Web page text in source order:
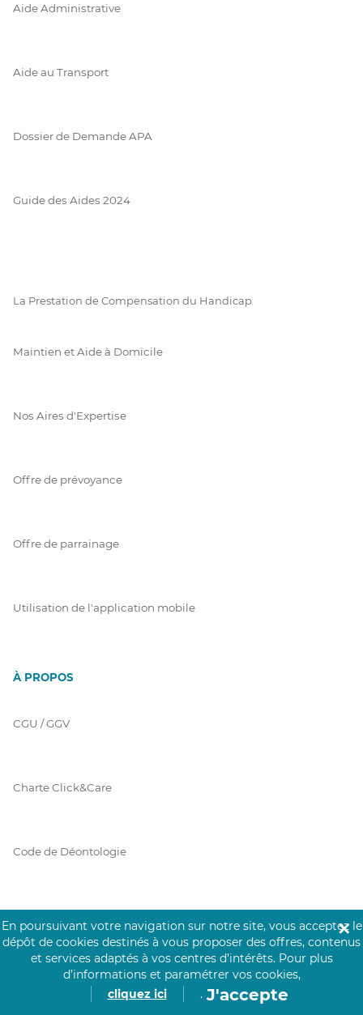
Aide Administrative
Aide au Transport
Dossier de Demande APA
Guide des Aides 2024
La Prestation de Compensation du Handicap
Maintien et Aide à Domicile
Nos Aires d'Expertise
Offre de prévoyance
Offre de parrainage
Utilisation de l'application mobile
À PROPOS
CGU / GGV
Charte Click&Care
Code de Déontologie
Prérequis Click&Care
En poursuivant votre navigation sur notre site, vous acceptez le
dépôt de cookies destinés à vous proposer des offres, contenus
et services adaptés à vos centres d’intérêts. Pour plus
d’informations et paramétrer vos cookies,
cliquez ici
. J'accepte
✕